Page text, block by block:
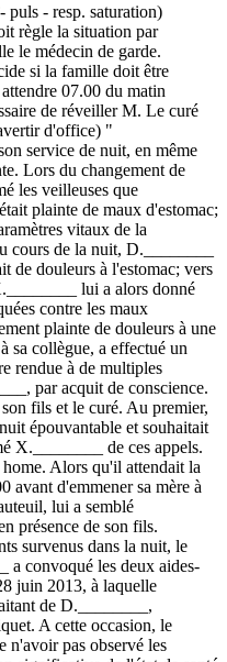
puls - resp. saturation)
règle la situation par
le médecin de garde.
si la famille doit être
07.00 du matin
de réveiller M. Le curé
d'office) "
service de nuit, en même
Lors du changement de
les veilleuses que
plainte de maux d'estomac;
vitaux de la
cours de la nuit, D.________
de douleurs à l'estomac; vers
lui a alors donné
contre les maux
plainte de douleurs à une
sa collègue, a effectué un
rendue à de multiples
par acquit de conscience.
fils et le curé. Au premier,
épouvantable et souhaitait
X.________ de ces appels.
Alors qu'il attendait la
avant d'emmener sa mère à
lui a semblé
présence de son fils.
survenus dans la nuit, le
a convoqué les deux aides-
juin 2013, à laquelle
de D.________,
A cette occasion, le
n'avoir pas observé les